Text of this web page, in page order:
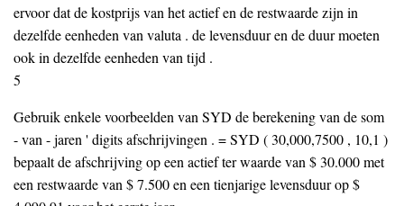
ervoor dat de kostprijs van het actief en de restwaarde zijn in
dezelfde eenheden van valuta . de levensduur en de duur moeten
ook in dezelfde eenheden van tijd .
5
Gebruik enkele voorbeelden van SYD de berekening van de som
- van - jaren ' digits afschrijvingen . = SYD ( 30,000,7500 , 10,1 )
bepaalt de afschrijving op een actief ter waarde van $ 30.000 met
een restwaarde van $ 7.500 en een tienjarige levensduur op $